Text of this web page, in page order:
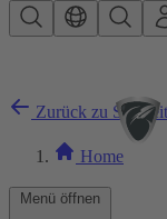
Zum Hauptinhalt
Menü öffnen
Zurück zu
Home